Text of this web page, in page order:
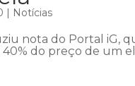
| Notícias
nota do Portal iG,
do preço de um